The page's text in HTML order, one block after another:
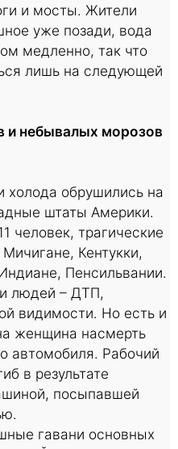
и мосты. Жители
уже позади, вода
медленно, так что
лишь на следующей
и небывалых морозов
холода обрушились на
штаты Америки.
человек, трагические
Кентукки,
Пенсильвании.
людей – ДТП,
видимости. Но есть и
женщина насмерть
автомобиля. Рабочий
в результате
посыпавшей
гавани основных